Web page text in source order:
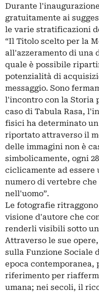
Durante
gratuitamente ai
le varie stratificazioni
“Il Titolo scelto per la
all'azzeramento di una
quale è possibile
potenzialità di
messaggio. Sono
l'incontro con la Storia
caso di Tabula Rasa,
fisici ha determinato
riportato attraverso il
delle immagini non è
simbolicamente, ogni
ciclicamente ad essere
numero di vertebre che
nell'uomo”.
Le fotografie
visione d'autore che
renderli visibili sotto
Attraverso le sue
sulla Funzione Sociale
epoca contemporanea,
riferimento per
umana; nei secoli, il